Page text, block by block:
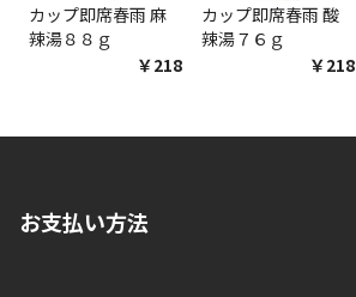
カップ即席春雨 麻
辣湯８８ｇ
￥218
カップ即席春雨 酸
辣湯７６ｇ
￥218
お支払い方法